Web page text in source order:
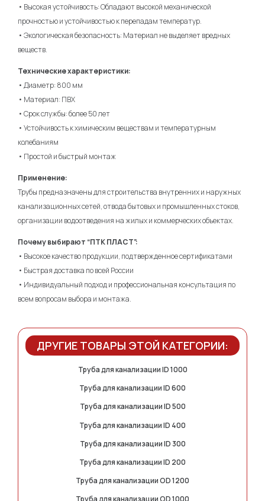
• Высокая устойчивость: Обладают высокой механической
прочностью и устойчивостью к перепадам температур.
• Экологическая безопасность: Материал не выделяет вредных
веществ.
Технические характеристики:
• Диаметр: 800 мм
• Материал: ПВХ
• Срок службы: более 50 лет
• Устойчивость к химическим веществам и температурным
колебаниям
• Простой и быстрый монтаж
Применение:
Трубы предназначены для строительства внутренних и наружных
канализационных сетей, отвода бытовых и промышленных стоков,
организации водоотведения на жилых и коммерческих объектах.
Почему выбирают “ПТК ПЛАСТ”:
• Высокое качество продукции, подтвержденное сертификатами
• Быстрая доставка по всей России
• Индивидуальный подход и профессиональная консультация по
всем вопросам выбора и монтажа.
ДРУГИЕ ТОВАРЫ ЭТОЙ КАТЕГОРИИ:
Труба для канализации ID 1000
Труба для канализации ID 600
Труба для канализации ID 500
Труба для канализации ID 400
Труба для канализации ID 300
Труба для канализации ID 200
Труба для канализации OD 1200